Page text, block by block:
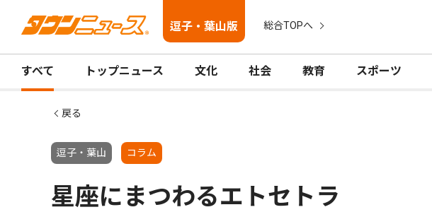
逗子・葉山版 総合TOPへ
すべて トップニュース 文化 社会 教育 スポーツ
戻る
逗子・葉山 コラム
星座にまつわるエトセトラ